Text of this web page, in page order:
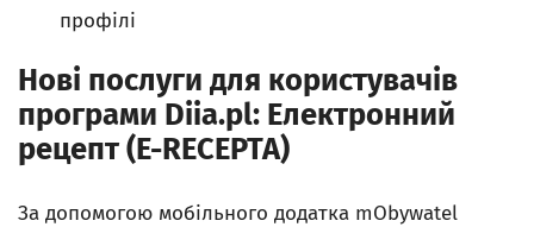
профілі
Нові послуги для користувачів
програми Diia.pl: Електронний
рецепт (E-RECEPTA)
За допомогою мобільного додатка mObywatel